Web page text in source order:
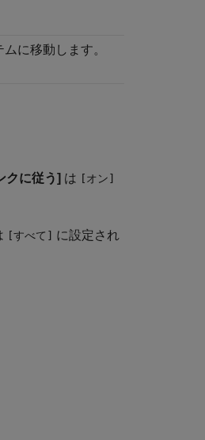
に移動します。
クに従う] は [オン]
[すべて] に設定され